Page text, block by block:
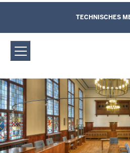
Landgericht
Sitzungstermine
Direkt zum Inhalt
Leichte Sprache,
und Kontaktformular
TECHNISCHES